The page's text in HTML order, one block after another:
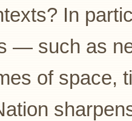
In
— such as
of space,